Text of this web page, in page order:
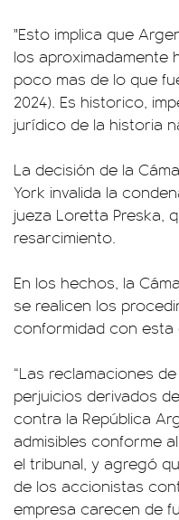
"Esto implica que
los aproximadamente
poco mas de lo que
2024). Es historico,
jurídico de la historia
La decisión de la
York invalida la
jueza Loretta Preska,
resarcimiento.
En los hechos, la
se realicen los
conformidad con esta
“Las reclamaciones
perjuicios derivados
contra la República
admisibles conforme
el tribunal, y agregó
de los accionistas
empresa carecen de